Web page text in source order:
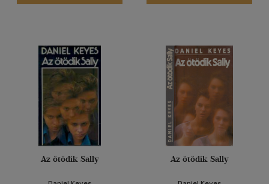
Az ötödik Sally Az ötödik Sally